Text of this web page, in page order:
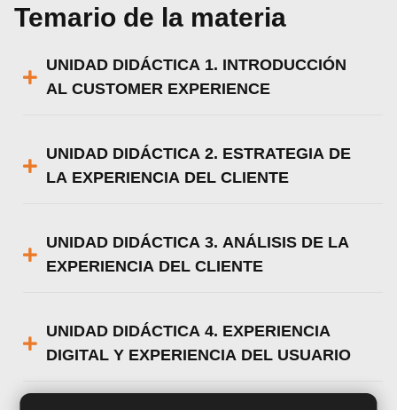
Temario de la materia
UNIDAD DIDÁCTICA 1. INTRODUCCIÓN
AL CUSTOMER EXPERIENCE
UNIDAD DIDÁCTICA 2. ESTRATEGIA DE
LA EXPERIENCIA DEL CLIENTE
UNIDAD DIDÁCTICA 3. ANÁLISIS DE LA
EXPERIENCIA DEL CLIENTE
UNIDAD DIDÁCTICA 4. EXPERIENCIA
DIGITAL Y EXPERIENCIA DEL USUARIO